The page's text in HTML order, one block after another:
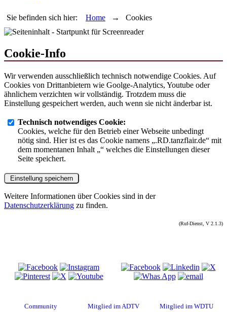
Sie befinden sich hier: Home → Cookies
Cookie-Info
Wir verwenden ausschließlich technisch notwendige Cookies. Auf
Cookies von Drittanbietern wie Goolge-Analytics, Youtube oder
ähnlichem verzichten wir vollständig. Trotzdem muss die
Einstellung gespeichert werden, auch wenn sie nicht änderbar ist.
Technisch notwendiges Cookie:
Cookies, welche für den Betrieb einer Webseite unbedingt
nötig sind. Hier ist es das Cookie namens „.RD.tanzflair.de“ mit
dem momentanen Inhalt „“ welches die Einstellungen dieser
Seite speichert.
Weitere Informationen über Cookies sind in der
Datenschutzerklärung zu finden.
(Ruf-Dienst, V 2.1.3)
Community Mitglied im ADTV Mitglied im WDTU